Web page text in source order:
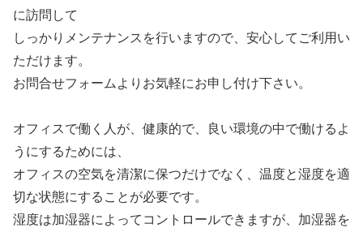
に訪問して
しっかりメンテナンスを行いますので、安心してご利用い
ただけます。
お問合せフォームよりお気軽にお申し付け下さい。
オフィスで働く人が、健康的で、良い環境の中で働けるよ
うにするためには、
オフィスの空気を清潔に保つだけでなく、温度と湿度を適
切な状態にすることが必要です。
湿度は加湿器によってコントロールできますが、加湿器を